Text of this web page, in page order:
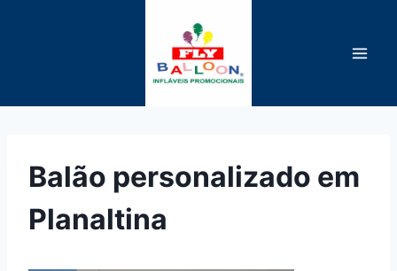
Balão personalizado em
Planaltina